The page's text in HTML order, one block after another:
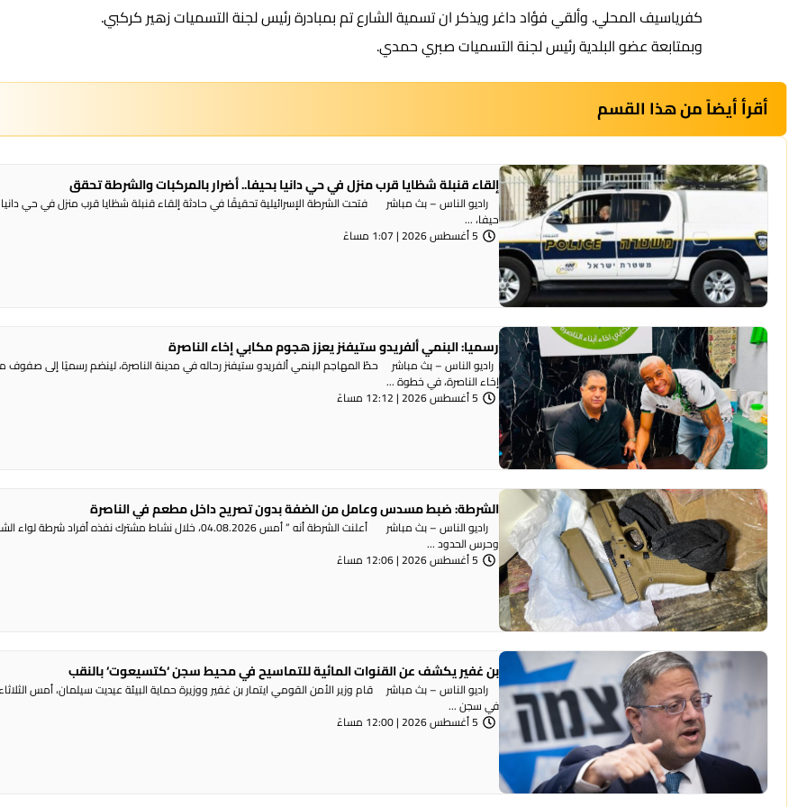
كفرياسيف المحلي. وألقي فؤاد داغر ويذكر ان تسمية الشارع تم بمبادرة رئيس لجنة التسميات زهير كركبي.
وبمتابعة عضو البلدية رئيس لجنة التسميات صبري حمدي.
أقرأ أيضاً من هذا القسم
إلقاء قنبلة شظايا قرب منزل في حي دانيا بحيفا.. أضرار بالمركبات والشرطة تحقق
راديو الناس – بث مباشر فتحت الشرطة الإسرائيلية تحقيقًا في حادثة إلقاء قنبلة شظايا قرب منزل في حي دانيا
حيفا، ...
5 أغسطس 2026 | 1:07 مساءً
رسميا: البنمي ألفريدو ستيفنز يعزز هجوم مكابي إخاء الناصرة
راديو الناس – بث مباشر حطّ المهاجم البنمي ألفريدو ستيفنز رحاله في مدينة الناصرة، لينضم رسميًا إلى صفوف
إخاء الناصرة، في خطوة ...
5 أغسطس 2026 | 12:12 مساءً
الشرطة: ضبط مسدس وعامل من الضفة بدون تصريح داخل مطعم في الناصرة
راديو الناس – بث مباشر أعلنت الشرطة أنه ” أمس 04.08.2026، خلال نشاط مشترك نفذه أفراد شرطة
وحرس الحدود ...
5 أغسطس 2026 | 12:06 مساءً
بن غفير يكشف عن القنوات المائية للتماسيح في محيط سجن ‘كتسيعوت‘ بالنقب
راديو الناس – بث مباشر قام وزير الأمن القومي ايتمار بن غفير ووزيرة حماية البيئة عيديت سيلمان، أمس
في سجن ...
5 أغسطس 2026 | 12:00 مساءً